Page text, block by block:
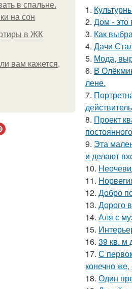
в спальне.
на сон
в ЖК
вам кажется,
1.
2. Дом - это
3. Как
4. Дачи
5. Мода,
6. В
лене.
7.
8. Проект
9. Эта
и делают
10.
11.
12. Добро
13. Дорого
14. Аля с
15.
16. 39 кв. м
17. С
конечно
18. Один